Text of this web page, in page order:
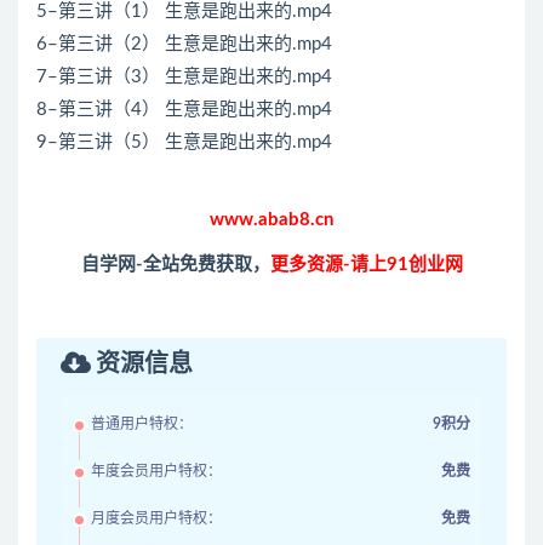
5–第三讲（1） 生意是跑出来的.mp4
6–第三讲（2） 生意是跑出来的.mp4
7–第三讲（3） 生意是跑出来的.mp4
8–第三讲（4） 生意是跑出来的.mp4
9–第三讲（5） 生意是跑出来的.mp4
www.abab8.cn
自学网-全站免费获取， 更多资源-请上91创业网
资源信息
普通用户特权： 9积分
年度会员用户特权： 免费
月度会员用户特权： 免费